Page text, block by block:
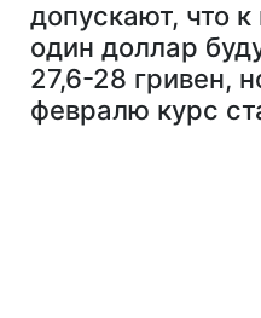
допускают, что к
один доллар
27,6-28 гривен,
февралю курс